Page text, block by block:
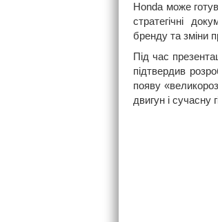
Honda може
стратегічні
бренду та зміни
Під час
підтвердив
появу
двигун і сучасну